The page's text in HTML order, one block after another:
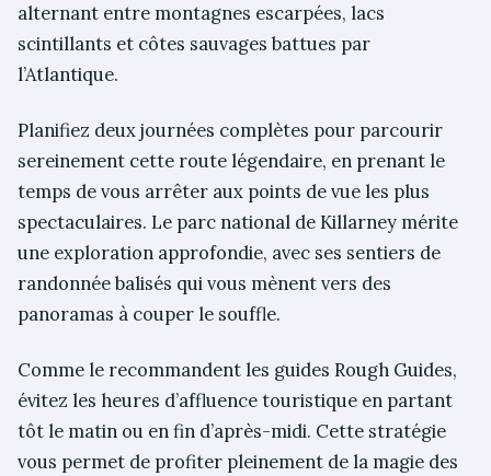
alternant entre montagnes escarpées, lacs
scintillants et côtes sauvages battues par
l’Atlantique.
Planifiez deux journées complètes pour parcourir
sereinement cette route légendaire, en prenant le
temps de vous arrêter aux points de vue les plus
spectaculaires. Le parc national de Killarney mérite
une exploration approfondie, avec ses sentiers de
randonnée balisés qui vous mènent vers des
panoramas à couper le souffle.
Comme le recommandent les guides Rough Guides,
évitez les heures d’affluence touristique en partant
tôt le matin ou en fin d’après-midi. Cette stratégie
vous permet de profiter pleinement de la magie des